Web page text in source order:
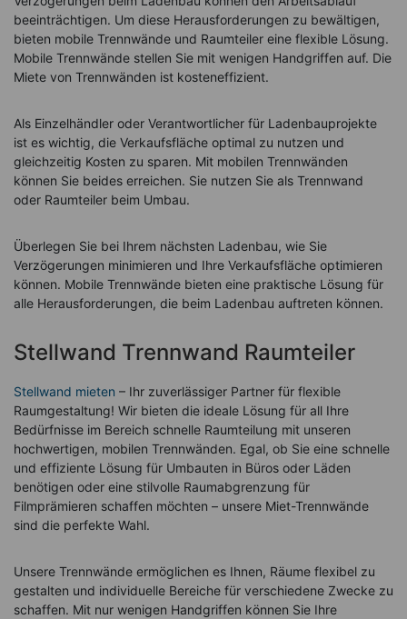
beeinträchtigen. Um diese Herausforderungen zu bewältigen,
bieten mobile Trennwände und Raumteiler eine flexible Lösung.
Mobile Trennwände stellen Sie mit wenigen Handgriffen auf. Die
Miete von Trennwänden ist kosteneffizient.
Als Einzelhändler oder Verantwortlicher für Ladenbauprojekte
ist es wichtig, die Verkaufsfläche optimal zu nutzen und
gleichzeitig Kosten zu sparen. Mit mobilen Trennwänden
können Sie beides erreichen. Sie nutzen Sie als Trennwand
oder Raumteiler beim Umbau.
Überlegen Sie bei Ihrem nächsten Ladenbau, wie Sie
Verzögerungen minimieren und Ihre Verkaufsfläche optimieren
können. Mobile Trennwände bieten eine praktische Lösung für
alle Herausforderungen, die beim Ladenbau auftreten können.
Stellwand Trennwand Raumteiler
Stellwand mieten – Ihr zuverlässiger Partner für flexible
Raumgestaltung! Wir bieten die ideale Lösung für all Ihre
Bedürfnisse im Bereich schnelle Raumteilung mit unseren
hochwertigen, mobilen Trennwänden. Egal, ob Sie eine schnelle
und effiziente Lösung für Umbauten in Büros oder Läden
benötigen oder eine stilvolle Raumabgrenzung für
Filmprämieren schaffen möchten – unsere Miet-Trennwände
sind die perfekte Wahl.
Unsere Trennwände ermöglichen es Ihnen, Räume flexibel zu
gestalten und individuelle Bereiche für verschiedene Zwecke zu
schaffen. Mit nur wenigen Handgriffen können Sie Ihre